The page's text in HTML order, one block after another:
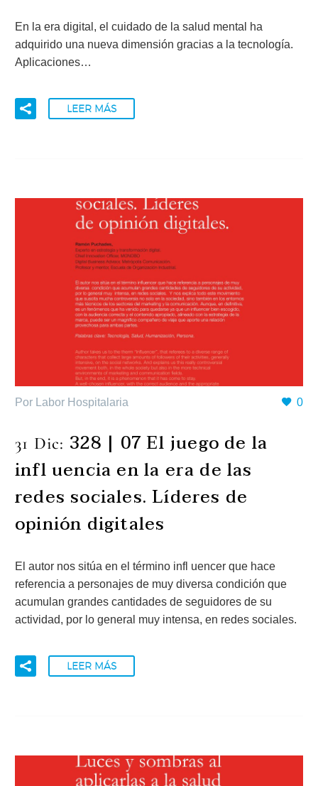
En la era digital, el cuidado de la salud mental ha
adquirido una nueva dimensión gracias a la tecnología.
Aplicaciones…
LEER MÁS
0
Por Labor Hospitalaria
31 Dic: 328 | 07 El juego de la
infl uencia en la era de las
redes sociales. Líderes de
opinión digitales
El autor nos sitúa en el término infl uencer que hace
referencia a personajes de muy diversa condición que
acumulan grandes cantidades de seguidores de su
actividad, por lo general muy intensa, en redes sociales.
LEER MÁS